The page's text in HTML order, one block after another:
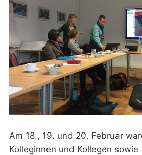
Am 18., 19. und 20. Februar
Kolleginnen und Kollegen sowie